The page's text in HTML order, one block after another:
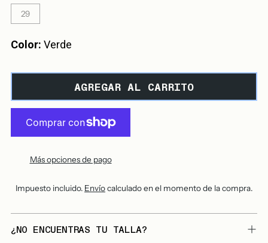
29
Color: Verde
AGREGAR AL CARRITO
Más opciones de pago
Impuesto incluido. Envíocalculado en el momento de la compra.
¿NO ENCUENTRAS TU TALLA?